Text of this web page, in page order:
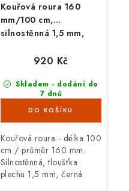
Kouřová roura 160
mm/100 cm,
silnostěnná 1,5 mm,
Skladem - dodání do
7 dnů
(>100 ks)
920 Kč
Kouřová roura - délka 100
cm / průměr 160 mm.
Silnostěnná, tloušťka
plechu 1,5 mm, černá